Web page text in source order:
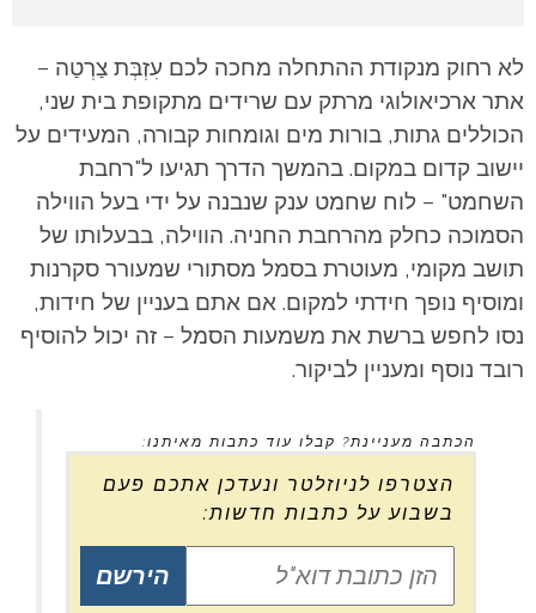
לא רחוק מנקודת ההתחלה מחכה לכם עִזְבְּת צַרְטַה –
אתר ארכיאולוגי מרתק עם שרידים מתקופת בית שני,
הכוללים גתות, בורות מים וגומחות קבורה, המעידים על
יישוב קדום במקום. בהמשך הדרך תגיעו ל"רחבת
השחמט" – לוח שחמט ענק שנבנה על ידי בעל הווילה
הסמוכה כחלק מהרחבת החניה. הווילה, בבעלותו של
תושב מקומי, מעוטרת בסמל מסתורי שמעורר סקרנות
ומוסיף נופך חידתי למקום. אם אתם בעניין של חידות,
נסו לחפש ברשת את משמעות הסמל – זה יכול להוסיף
רובד נוסף ומעניין לביקור.
הכתבה מעניינת? קבלו עוד כתבות מאיתנו:
הצטרפו לניוזלטר ונעדכן אתכם פעם
בשבוע על כתבות חדשות: